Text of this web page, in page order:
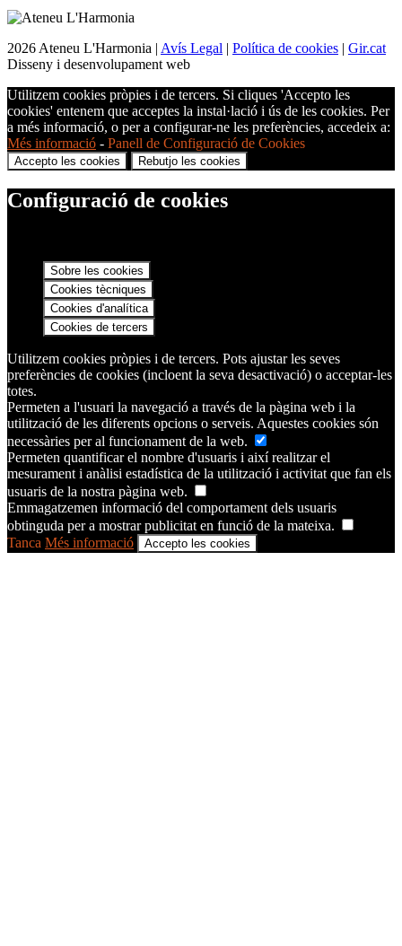
2026 Ateneu L'Harmonia | Avís Legal | Política de cookies | Gir.cat
Disseny i desenvolupament web
Utilitzem cookies pròpies i de tercers. Si cliques 'Accepto les
cookies' entenem que acceptes la instal·lació i ús de les cookies. Per
a més informació, o per a configurar-ne les preferències, accedeix a:
Més informació - Panell de Configuració de Cookies
Accepto les cookies Rebutjo les cookies
Configuració de cookies
Sobre les cookies
Cookies tècniques
Cookies d'analítica
Cookies de tercers
Utilitzem cookies pròpies i de tercers. Pots ajustar les seves
preferències de cookies (incloent la seva desactivació) o acceptar-les
totes.
Permeten a l'usuari la navegació a través de la pàgina web i la
utilització de les diferents opcions o serveis. Aquestes cookies són
necessàries per al funcionament de la web.
Permeten quantificar el nombre d'usuaris i així realitzar el
mesurament i anàlisi estadística de la utilització i activitat que fan els
usuaris de la nostra pàgina web.
Emmagatzemen informació del comportament dels usuaris
obtinguda per a mostrar publicitat en funció de la mateixa.
Tanca Més informació Accepto les cookies